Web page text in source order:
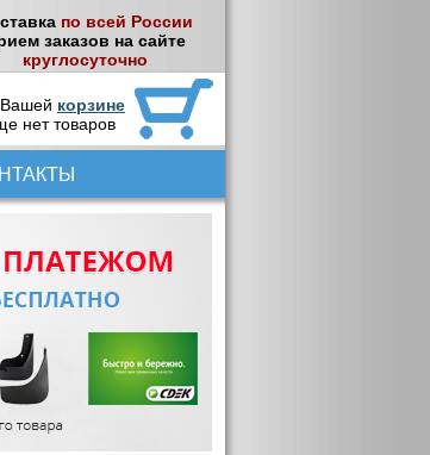
по всей России
заказов на сайте
круглосуточно
корзине
нет товаров